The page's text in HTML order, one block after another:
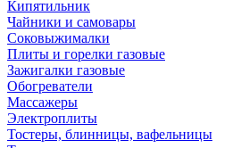
Кипятильник
Чайники и самовары
Соковыжималки
Плиты и горелки газовые
Зажигалки газовые
Обогреватели
Массажеры
Электроплиты
Тостеры, блинницы, вафельницы